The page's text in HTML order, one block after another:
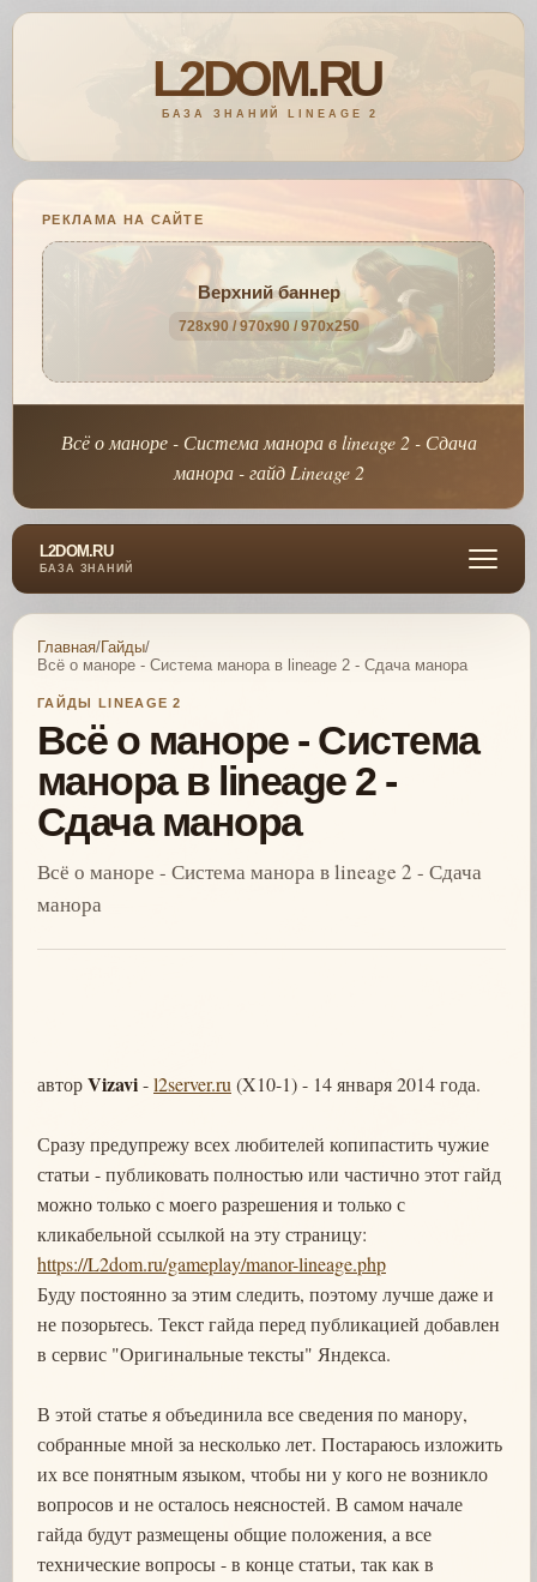
РЕКЛАМА НА САЙТЕ
Верхний баннер
728x90 / 970x90 / 970x250
Всё о маноре - Система манора в lineage 2 - Сдача
манора - гайд Lineage 2
L2DOM.RU
БАЗА ЗНАНИЙ
Главная/Гайды/
Всё о маноре - Система манора в lineage 2 - Сдача манора
ГАЙДЫ LINEAGE 2
Всё о маноре - Система
манора в lineage 2 -
Сдача манора
Всё о маноре - Система манора в lineage 2 - Сдача
манора
авторVizavi-l2server.ru (X10-1) - 14 января 2014 года.
Сразу предупрежу всех любителей копипастить чужие
статьи - публиковать полностью или частично этот гайд
можно только с моего разрешения и только с
кликабельной ссылкой на эту страницу:
https://L2dom.ru/gameplay/manor-lineage.php
Буду постоянно за этим следить, поэтому лучше даже и
не позорьтесь. Текст гайда перед публикацией добавлен
в сервис "Оригинальные тексты" Яндекса.
В этой статье я объединила все сведения по манору,
собранные мной за несколько лет. Постараюсь изложить
их все понятным языком, чтобы ни у кого не возникло
вопросов и не осталось неясностей. В самом начале
гайда будут размещены общие положения, а все
технические вопросы - в конце статьи, так как в